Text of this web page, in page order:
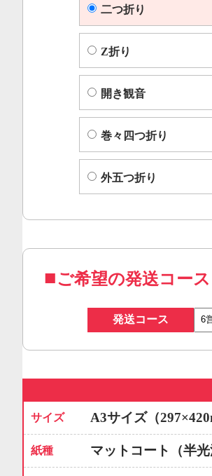
二つ折り
Z折り
開き観音
巻々四つ折り
外五つ折り
ご希望の発送コー
発送コース
サイズ A3サイズ（
紙種 マットコート（半光